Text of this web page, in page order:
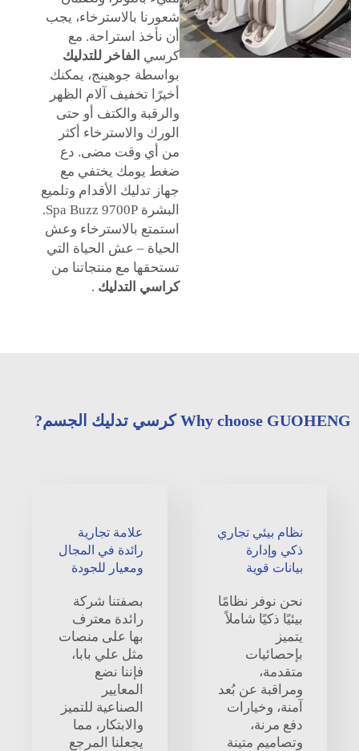
شعورنا بالاسترخاء، يجب
أن نأخذ استراحة. مع
كرسي الفاخر للتدليك
بواسطة جوهينج، يمكنك
أخيرًا تخفيف آلام الظهر
والرقبة والكتف أو حتى
الورك والاسترخاء أكثر
من أي وقت مضى. دع
ضغط يومك يختفي مع
جهاز تدليك الأقدام وتلميع
البشرة Spa Buzz 9700P.
استمتع بالاسترخاء وعش
الحياة – عش الحياة التي
تستحقها مع منتجاتنا من
كراسي التدليك .
Why choose GUOHENG كرسي تدليك الجسم?
نظام بيئي تجاري
ذكي وإدارة
بيانات قوية
نحن نوفر نظامًا
بيئيًا ذكيًا شاملاً
يتميز
بإحصائيات
متقدمة،
ومراقبة عن بُعد
آمنة، وخيارات
دفع مرنة،
وتصاميم متينة
علامة تجارية
رائدة في المجال
ومعيار للجودة
بصفتنا شركة
رائدة معترف
بها على منصات
مثل علي بابا،
فإننا نضع
المعايير
الصناعية للتميز
والابتكار، مما
يجعلنا المرجع